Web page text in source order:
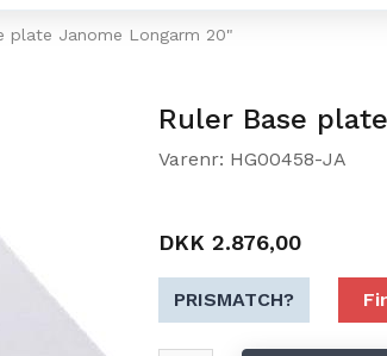
plate Janome Longarm 20"
Ruler Base
Varenr: HG00458-JA
DKK 2.876,00
PRISMATCH?